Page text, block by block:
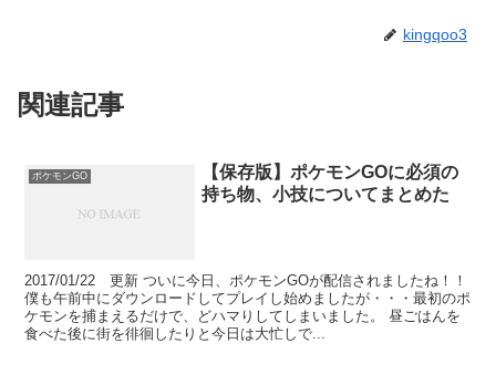
kingqoo3
関連記事
ポケモンGO
【保存版】ポケモンGOに必須の
持ち物、小技についてまとめた
2017/01/22 更新 ついに今日、ポケモンGOが配信されましたね！！
僕も午前中にダウンロードしてプレイし始めましたが・・・最初のポ
ケモンを捕まえるだけで、どハマりしてしまいました。 昼ごはんを
食べた後に街を徘徊したりと今日は大忙しで...